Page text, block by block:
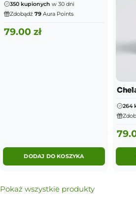
350 kupionych w 30 dni
Zdobądź 79 Aura Points
79.00 zł
DODAJ DO KOSZYKA
264
Pokaż wszystkie produkty